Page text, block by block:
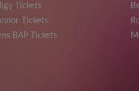
Tickets
Tickets
BAP Tickets